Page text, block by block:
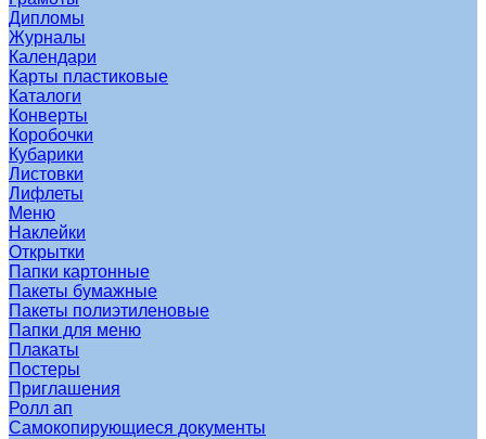
Дипломы
Журналы
Календари
Карты пластиковые
Каталоги
Конверты
Коробочки
Кубарики
Листовки
Лифлеты
Меню
Наклейки
Открытки
Папки картонные
Пакеты бумажные
Пакеты полиэтиленовые
Папки для меню
Плакаты
Постеры
Приглашения
Ролл ап
Самокопирующиеся документы